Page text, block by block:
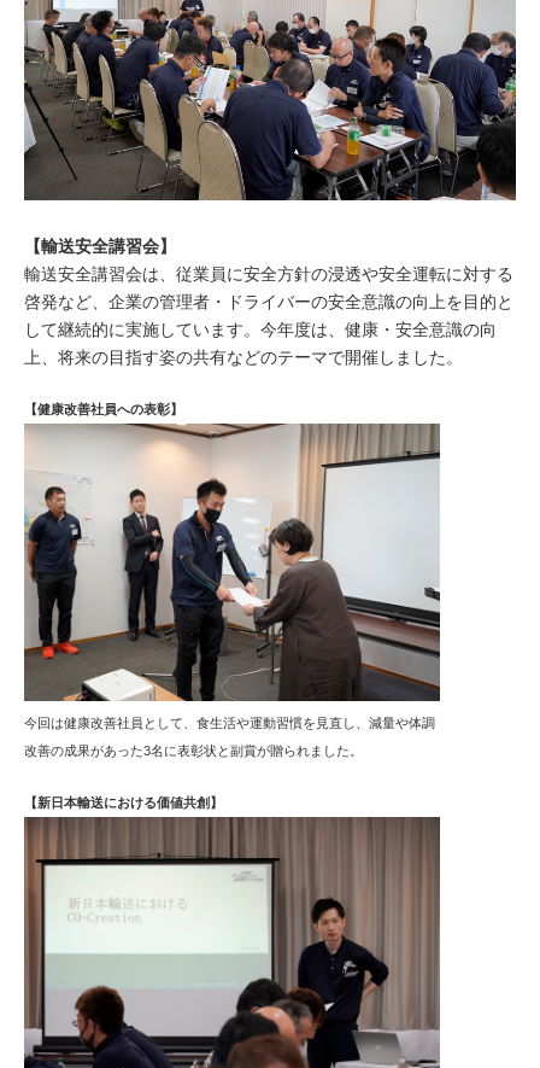
【輸送安全講習会】
輸送安全講習会は、従業員に安全方針の浸透や安全運転に対する
啓発など、企業の管理者・ドライバーの安全意識の向上を目的と
して継続的に実施しています。今年度は、健康・安全意識の向
上、将来の目指す姿の共有などのテーマで開催しました。
【健康改善社員への表彰】
今回は健康改善社員として、食生活や運動習慣を見直し、減量や体調
改善の成果があった3名に表彰状と副賞が贈られました。
【新日本輸送における価値共創】